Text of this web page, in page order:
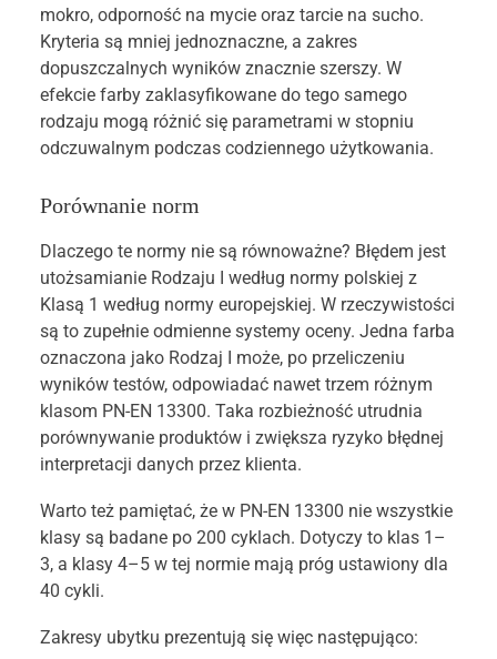
mokro, odporność na mycie oraz tarcie na sucho.
Kryteria są mniej jednoznaczne, a zakres
dopuszczalnych wyników znacznie szerszy. W
efekcie farby zaklasyfikowane do tego samego
rodzaju mogą różnić się parametrami w stopniu
odczuwalnym podczas codziennego użytkowania.
Porównanie norm
Dlaczego te normy nie są równoważne? Błędem jest
utożsamianie Rodzaju I według normy polskiej z
Klasą 1 według normy europejskiej. W rzeczywistości
są to zupełnie odmienne systemy oceny. Jedna farba
oznaczona jako Rodzaj I może, po przeliczeniu
wyników testów, odpowiadać nawet trzem różnym
klasom PN-EN 13300. Taka rozbieżność utrudnia
porównywanie produktów i zwiększa ryzyko błędnej
interpretacji danych przez klienta.
Warto też pamiętać, że w PN-EN 13300 nie wszystkie
klasy są badane po 200 cyklach. Dotyczy to klas 1–
3, a klasy 4–5 w tej normie mają próg ustawiony dla
40 cykli.
Zakresy ubytku prezentują się więc następująco: